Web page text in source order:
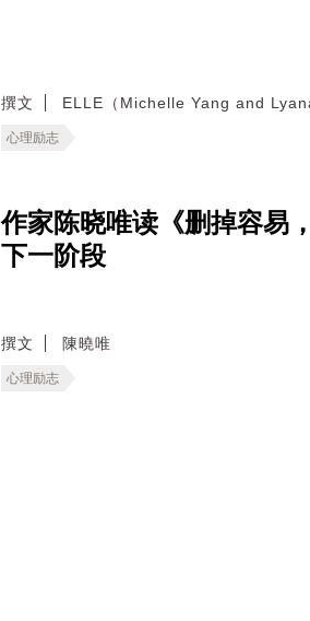
撰文 ELLE（Michelle Yang and
心理励志
作家陈晓唯读《删掉容易
下一阶段
撰文 陳曉唯
心理励志